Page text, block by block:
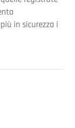
in sicurezza i